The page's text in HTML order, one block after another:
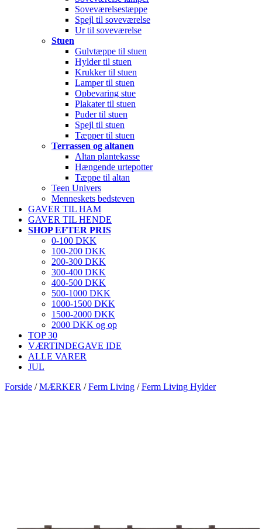
Soveværelsestæppe
Spejl til soveværelse
Ur til soveværelse
Stuen
Gulvtæppe til stuen
Hylder til stuen
Krukker til stuen
Lamper til stuen
Opbevaring stue
Plakater til stuen
Puder til stuen
Spejl til stuen
Tæpper til stuen
Terrassen og altanen
Altan plantekasse
Hængende urtepotter
Tæppe til altan
Teen Univers
Menneskets bedsteven
GAVER TIL HAM
GAVER TIL HENDE
SHOP EFTER PRIS
0-100 DKK
100-200 DKK
200-300 DKK
300-400 DKK
400-500 DKK
500-1000 DKK
1000-1500 DKK
1500-2000 DKK
2000 DKK og op
TOP 30
VÆRTINDEGAVE IDE
ALLE VARER
JUL
Forside /MÆRKER /Ferm Living /Ferm Living Hylder